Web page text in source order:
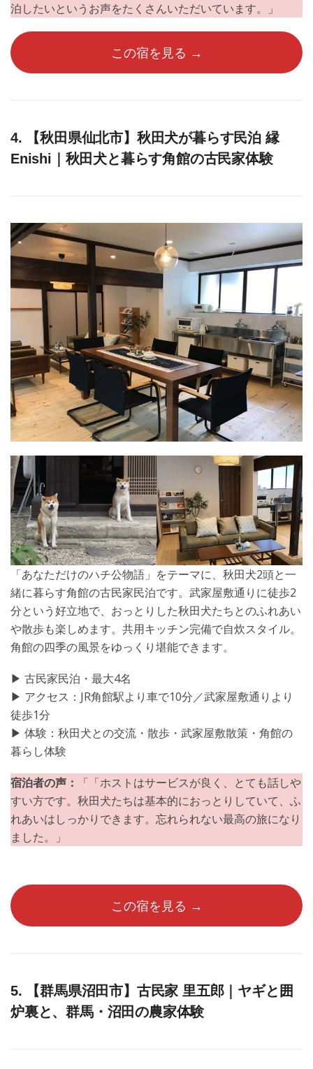
泊したいというお声をたくさんいただいています。」
この宿を見る →
4. 【秋田県仙北市】秋田犬が暮らす民泊 縁
Enishi｜秋田犬と暮らす角館の古民家体験
「あなただけのハチ公物語」をテーマに、秋田犬2頭と一
緒に暮らす角館の古民家民泊です。武家屋敷通りに徒歩2
分という好立地で、おっとりした秋田犬たちとのふれあい
や散歩も楽しめます。共用キッチン完備で自炊スタイル。
角館の四季の風景をゆっくり堪能できます。
▶︎ 古民家民泊・最大4名
▶︎ アクセス：JR角館駅より車で10分／武家屋敷通りより
徒歩1分
▶︎ 体験：秋田犬との交流・散歩・武家屋敷散策・角館の
暮らし体験
宿泊者の声：
「「ホストはサービスが良く、とても話しや
すい方です。秋田犬たちは基本的におっとりしていて、ふ
れあいはしっかりできます。忘れられない最高の旅になり
ました。」
この宿を見る →
5. 【群馬県沼田市】古民家 里五郎｜ヤギと囲
炉裏と、群馬・沼田の農家体験